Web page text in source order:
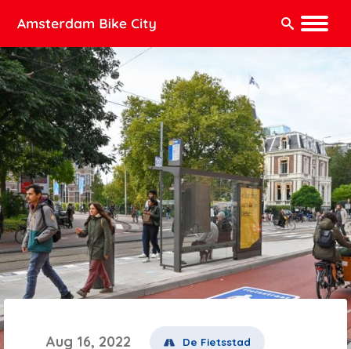
Zoeken:
Aug 16, 2022 De Fietsstad